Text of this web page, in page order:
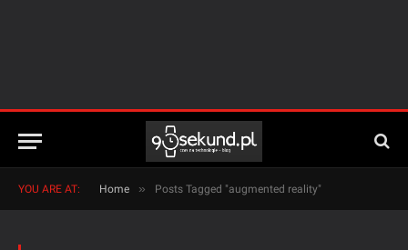
YOU ARE AT: Home » Posts Tagged "augmented reality"